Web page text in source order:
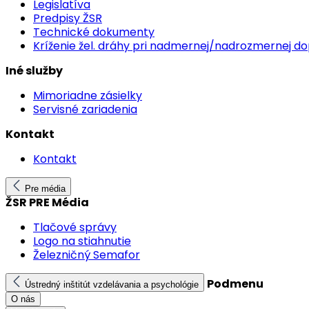
Legislatíva
Predpisy ŽSR
Technické dokumenty
Kríženie žel. dráhy pri nadmernej/nadrozmernej
Iné služby
Mimoriadne zásielky
Servisné zariadenia
Kontakt
Kontakt
Pre média
ŽSR PRE Média
Tlačové správy
Logo na stiahnutie
Železničný Semafor
Ústredný inštitút vzdelávania a psychológie Podmenu
O nás